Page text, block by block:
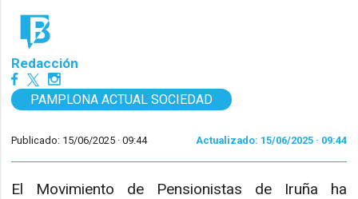
Redacción
PAMPLONA ACTUAL SOCIEDAD
Publicado: 15/06/2025 ·09:44 Actualizado: 15/06/2025 · 09:44
El Movimiento de Pensionistas de Iruña ha